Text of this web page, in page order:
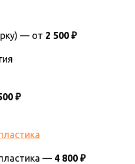
— от 2 500 ₽
₽
— 4 800 ₽